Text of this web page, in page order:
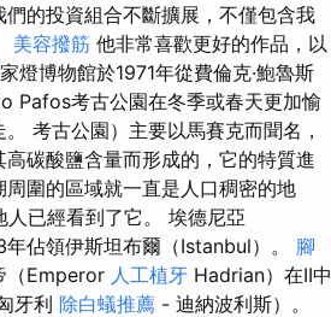
的投資組合不斷擴展，不僅包含我
美容撥筋 他非常喜歡更好的作品，以
燈博物館於1971年從費倫克·鮑魯斯
Pafos考古公園在冬季或春天更加愉
考古公園）主要以馬賽克而聞名，
碳酸鹽含量而形成的，它的特質進
圍的區域就一直是人口稠密的地
已經看到了它。 埃德尼亞
佔領伊斯坦布爾（Istanbul）。 腳
（Emperor 人工植牙 Hadrian）在II中
牙利 除白蟻推薦 - 迪納波利斯）。